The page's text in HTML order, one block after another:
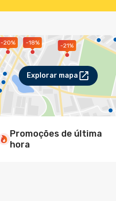
-20% -21%
-18%
Explorar mapa
Promoções de última
hora